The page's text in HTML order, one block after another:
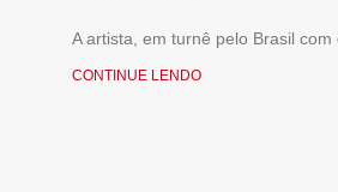
A artista, em turnê pelo Brasil com
CONTINUE LENDO